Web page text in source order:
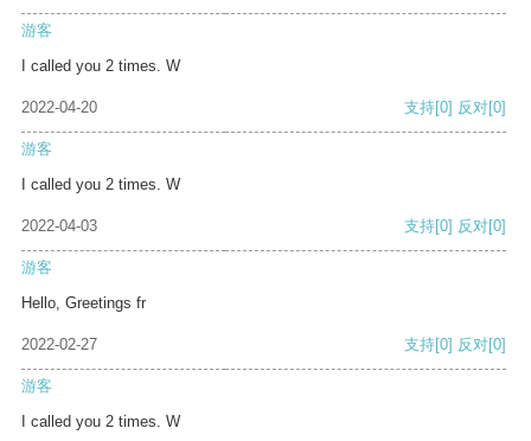
游客
I called you 2 times. W
2022-04-20 支持[0] 反对[0]
游客
I called you 2 times. W
2022-04-03 支持[0] 反对[0]
游客
Hello, Greetings fr
2022-02-27 支持[0] 反对[0]
游客
I called you 2 times. W